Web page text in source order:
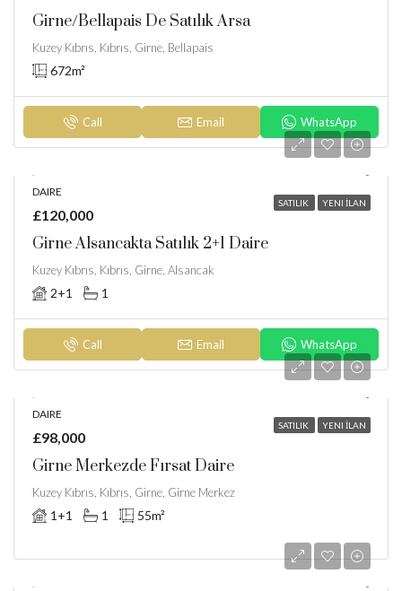
Girne/Bellapais De Satılık Arsa
Kuzey Kıbrıs, Kıbrıs, Girne, Bellapais
672m²
Call Email WhatsApp
SATILIK YENI İLAN
DAIRE
£120,000
Girne Alsancakta Satılık 2+1 Daire
Kuzey Kıbrıs, Kıbrıs, Girne, Alsancak
2+1 1
Call Email WhatsApp
SATILIK YENI İLAN
DAIRE
£98,000
Girne Merkezde Fırsat Daire
Kuzey Kıbrıs, Kıbrıs, Girne, Girne Merkez
1+1 1 55m²